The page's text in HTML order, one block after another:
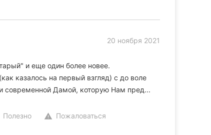
20 ноября 2021
и еще один более новее.
казалось на первый взгляд) с до воле
современной Дамой, которую Нам пред...
Полезно warning Пожаловаться